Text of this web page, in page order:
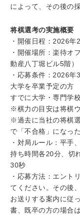
によって、その後の
将棋選考の実施概要
・開催日程：2026
・開催場所：楽待オ
動産八丁堀ビル5階）
・応募条件：2026
大学を卒業予定の方
すでに大学・専門学
※棋力の目安は将棋
※過去に当社の将棋
で「不合格」になっ
・対局ルール：平手
持ち時間各20分、切
30秒
・応募方法：エント
てください。その後
お送りする案内に従
書、既卒の方の場合